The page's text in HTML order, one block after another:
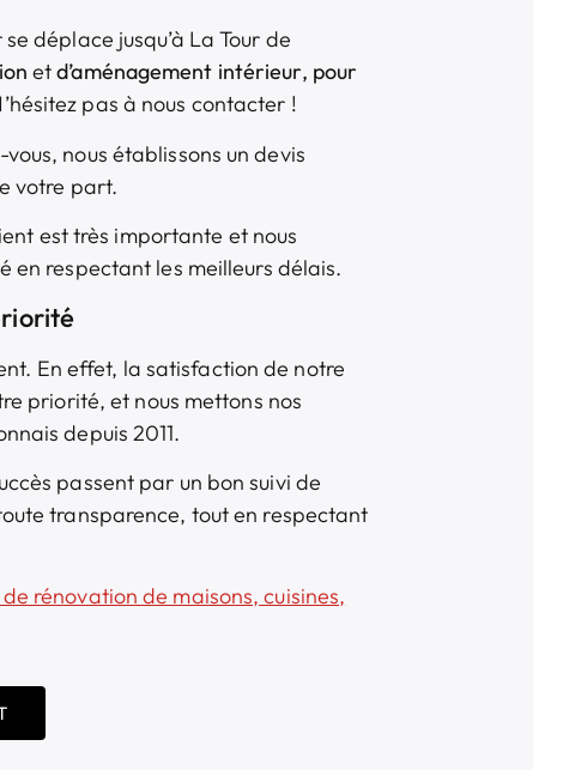
déplace jusqu’à La Tour de
etd’aménagement intérieur, pour
pas à nous contacter !
nous établissons un devis
votre part.
est très importante et nous
en respectant les meilleurs délais.
En effet, la satisfaction de notre
priorité, et nous mettons nos
depuis 2011.
passent par un bon suivi de
transparence, tout en respectant
rénovation de maisons, cuisines,